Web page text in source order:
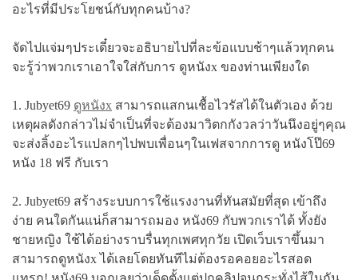
อะไรที่มีประโยชน์กับทุกคนบ้าง?
จัดไปแจ่มๆประเดี๋ยวจะอธิบายไปที่ละข้อแบบช้าๆแล้วทุกคน
จะรู้ว่าพวกเราเอาใจใส่กับการ ดูหนังx ของท่านเพียงใด
1. Jubyet69 ดูหนังx สามารถแสกนเชื้อไวรัสได้ในตัวเอง ด้วย
เหตุผลดังกล่าวไม่จำเป็นที่จะต้องมาวิตกกังวลว่าวันนึงอยู่ๆคุณ
จะส่งลิ้งอะไรแปลกๆไปพบเพื่อนๆในเฟสจากการดู หนังโป๊69
หนัง 18 ฟรี กับเรา
2. Jubyet69 สร้างระบบการใช้แรงงานที่ทันสมัยที่สุด เข้าถึง
ง่าย คนใดกันแน่ก็สามารถมอง หนัง69 กับพวกเราได้ ทั้งยัง
ชายหญิง ใช้ได้อย่างราบรื่นทุกเพศทุกวัย เปิดเว็บเราขึ้นมา
สามารถดูหนังx ได้เลยโดยทันทีไม่ต้องรอคอยอะไรสอด